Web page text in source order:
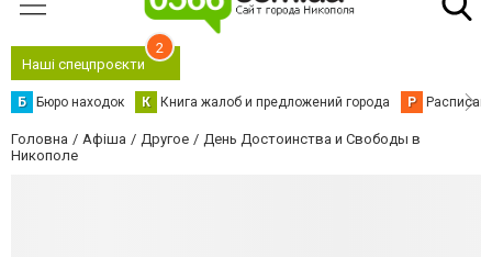
Наші спецпроєкти
2
Б Бюро находок К Книга жалоб и предложений города Р
Головна Афіша Другое
День Достоинства и Свободы в
Никополе